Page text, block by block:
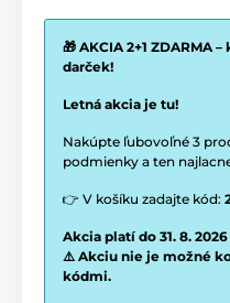
🎁 AKCIA 2+1 ZDARMA
darček!
Letná akcia je tu!
Nakúpte ľubovoľné 3
podmienky a ten
👉 V košíku zadajte kód:
Akcia platí do 31. 8. 2026
⚠️ Akciu nie je možné
kódmi.